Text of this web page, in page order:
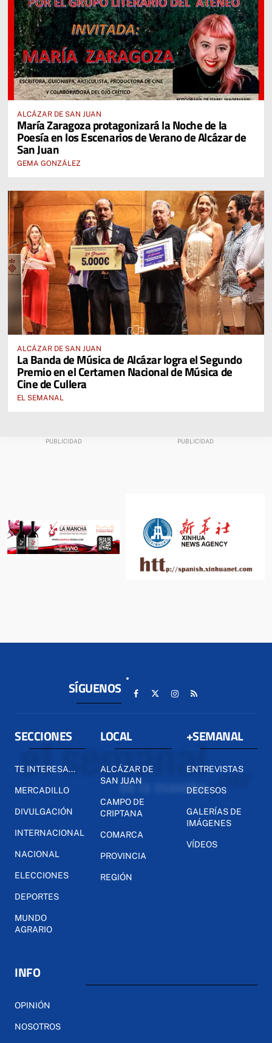
ALCÁZAR DE SAN JUAN
María Zaragoza protagonizará la Noche de la
Poesía en los Escenarios de Verano de Alcázar de
San Juan
GEMA GONZÁLEZ
ALCÁZAR DE SAN JUAN
La Banda de Música de Alcázar logra el Segundo
Premio en el Certamen Nacional de Música de
Cine de Cullera
EL SEMANAL
SÍGUENOS
SECCIONES
TE INTERESA...
MERCADILLO
DIVULGACIÓN
INTERNACIONAL
NACIONAL
ELECCIONES
DEPORTES
MUNDO
AGRARIO
LOCAL
ALCÁZAR DE
SAN JUAN
CAMPO DE
CRIPTANA
COMARCA
PROVINCIA
REGIÓN
+SEMANAL
ENTREVISTAS
DECESOS
GALERÍAS DE
IMÁGENES
VÍDEOS
INFO
OPINIÓN
NOSOTROS